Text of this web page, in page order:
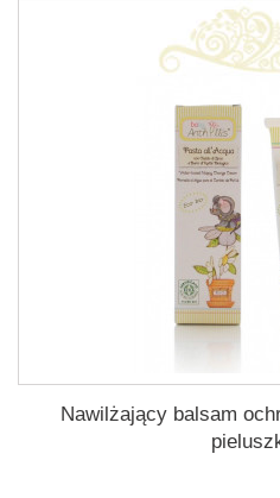
Nawilżający balsam